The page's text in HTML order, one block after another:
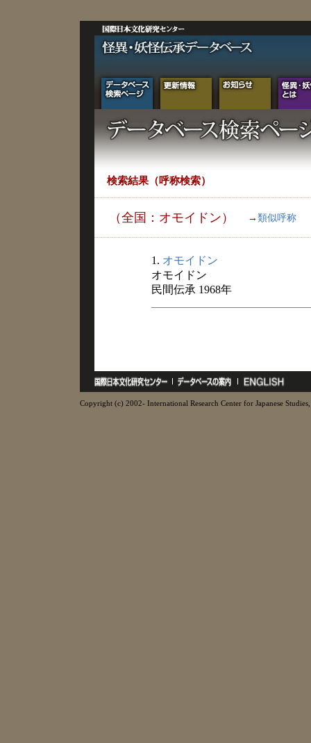
検索結果（呼称検索）
（全国：オモイドン） → 類似呼称
1. オモイドン
オモイドン
民間伝承 1968年
Copyright (c) 2002- International Research Center for Japanese